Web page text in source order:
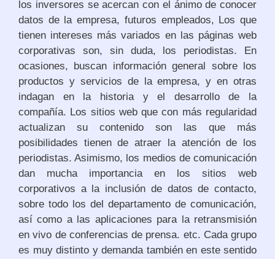
los inversores se acercan con el ánimo de conocer
datos de la empresa, futuros empleados, Los que
tienen intereses más variados en las páginas web
corporativas son, sin duda, los periodistas. En
ocasiones, buscan información general sobre los
productos y servicios de la empresa, y en otras
indagan en la historia y el desarrollo de la
compañía. Los sitios web que con más regularidad
actualizan su contenido son las que más
posibilidades tienen de atraer la atención de los
periodistas. Asimismo, los medios de comunicación
dan mucha importancia en los sitios web
corporativos a la inclusión de datos de contacto,
sobre todo los del departamento de comunicación,
así como a las aplicaciones para la retransmisión
en vivo de conferencias de prensa. etc. Cada grupo
es muy distinto y demanda también en este sentido